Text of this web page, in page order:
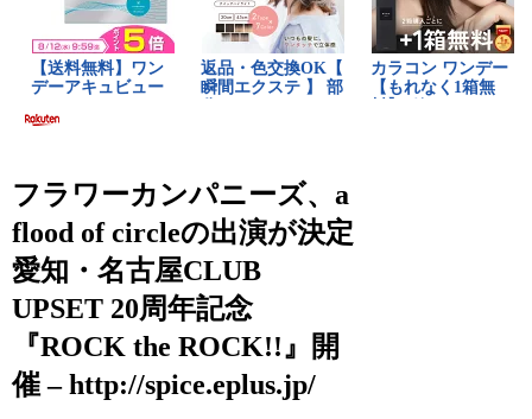
フラワーカンパニーズ、a
flood of circleの出演が決定
愛知・名古屋CLUB
UPSET 20周年記念
『ROCK the ROCK!!』開
催 – http://spice.eplus.jp/